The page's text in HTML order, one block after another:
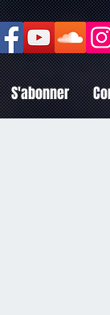
S'abonner